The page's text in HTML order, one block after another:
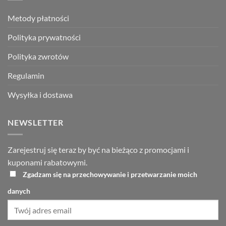
Metody płatności
Polityka prywatności
Polityka zwrotów
Regulamin
Wysyłka i dostawa
NEWSLETTER
Zarejestruj się teraz by być na bieżąco z promocjami i
kuponami rabatowymi.
Zgadzam się na przechowywanie i przetwarzanie moich
danych